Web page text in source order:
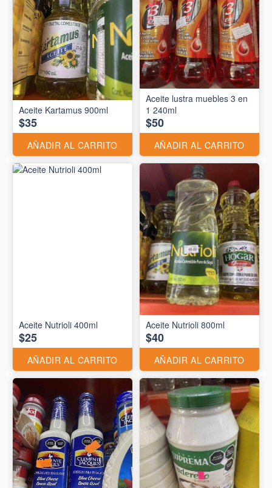
Aceite Kartamus 900ml
$35
AÑADIR AL CARRITO
Aceite lustra muebles 3 en
1 240ml
$50
AÑADIR AL CARRITO
Aceite Nutrioli 400ml
$25
AÑADIR AL CARRITO
Aceite Nutrioli 800ml
$40
AÑADIR AL CARRITO